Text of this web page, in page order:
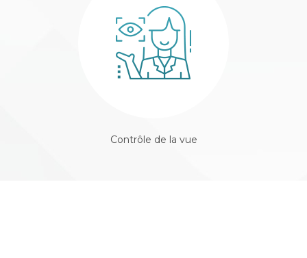
Contrôle de la vue